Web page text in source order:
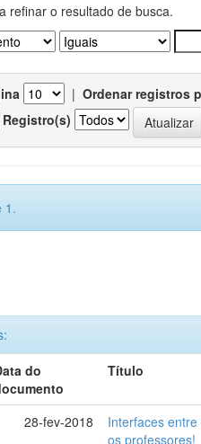
refinar o resultado de busca.
| Ordenar registros
Registro(s)
1.
do
Título
28-fev-2018
Interfaces
os professores!